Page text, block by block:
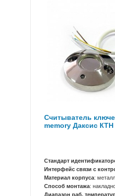
Считыватель
memory Даксис
Стандарт
Интерфейс связи с
Материал корпуса: металл
Способ монтажа:
Диапазон раб.